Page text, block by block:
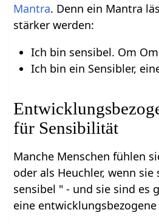
Mantra. Denn ein Mantra
stärker werden:
Ich bin sensibel. Om
Ich bin ein Sensibler,
für Sensibilität
Manche Menschen fühlen
oder als Heuchler, wenn sie
sensibel " - und sie sind es
eine